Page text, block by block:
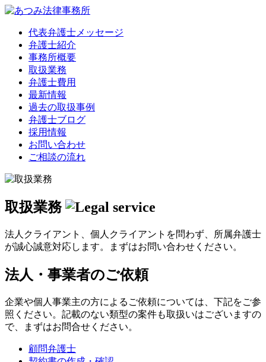
代表弁護士メッセージ
弁護士紹介
事務所概要
取扱業務
弁護士費用
最新情報
過去の取扱事例
弁護士ブログ
採用情報
お問い合わせ
ご相談の流れ
取扱業務
法人クライアント、個人クライアントを問わず、所属弁護士
が誠心誠意対応します。まずはお問い合わせください。
法人・事業者のご依頼
企業や個人事業主の方によるご依頼については、下記をご参
照ください。記載のない類型の案件も取扱いはございますの
で、まずはお問合せください。
顧問弁護士